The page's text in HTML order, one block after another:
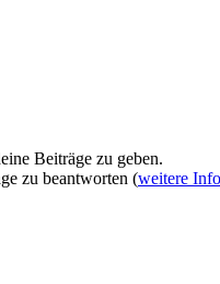
Beiträge zu geben.
zu beantworten (weitere